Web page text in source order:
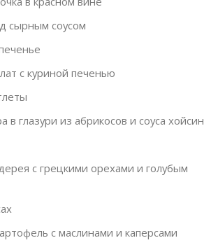
сырным соусом
с куриной печенью
в глазури из абрикосов и соуса хойсин
с грецкими орехами и голубым
с маслинами и каперсами